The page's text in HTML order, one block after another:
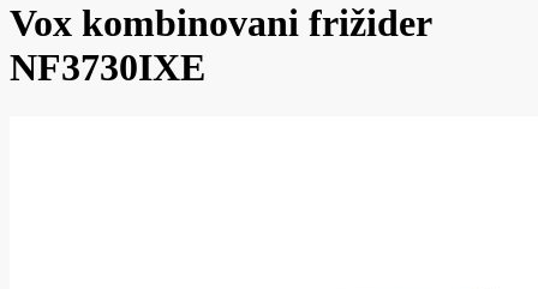
Vox kombinovani frižider
NF3730IXE